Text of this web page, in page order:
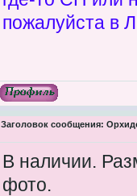
пожалуйста в
Заголовок сообщения:
В наличии.
фото.